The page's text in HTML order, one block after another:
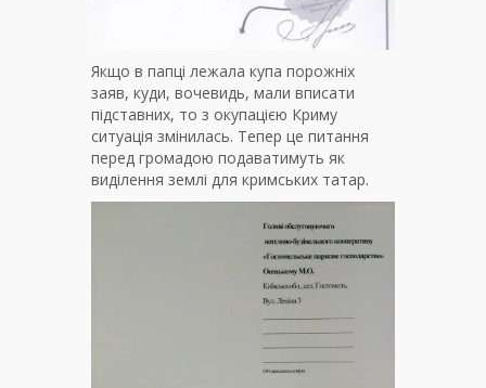
Якщо в папці лежала купа порожніх
заяв, куди, вочевидь, мали вписати
підставних, то з окупацією Криму
ситуація змінилась. Тепер це питання
перед громадою подаватимуть як
виділення землі для кримських татар.